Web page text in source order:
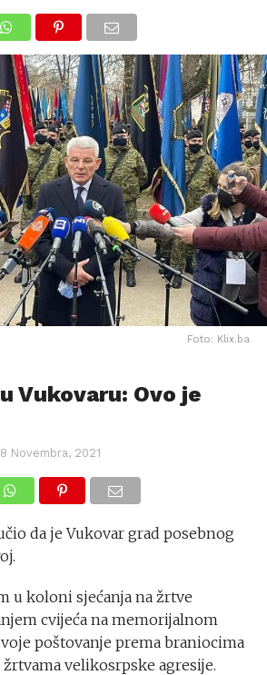
Foto: Klix.ba
Vukovaru: Ovo je
Novembra, 2021
da je Vukovar grad posebnog
u koloni sjećanja na žrtve
cvijeća na memorijalnom
poštovanje prema braniocima
velikosrpske agresije.